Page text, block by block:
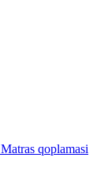
Matras qoplamasi